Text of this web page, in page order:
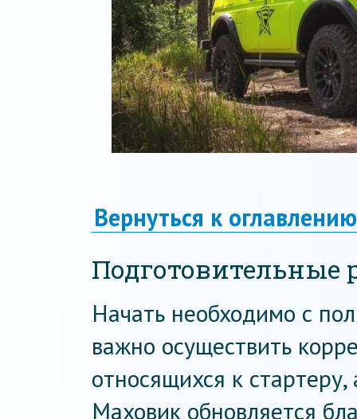
Вернуться к оглавлению
Подготовительные
Начать необходимо с
важно осуществить
относящихся к
Маховик обновляется